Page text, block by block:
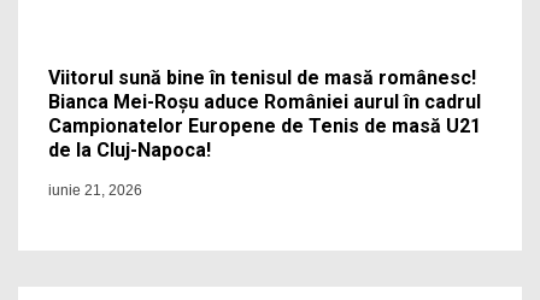
Viitorul sună bine în tenisul de masă românesc!
Bianca Mei-Roșu aduce României aurul în cadrul
Campionatelor Europene de Tenis de masă U21
de la Cluj-Napoca!
iunie 21, 2026